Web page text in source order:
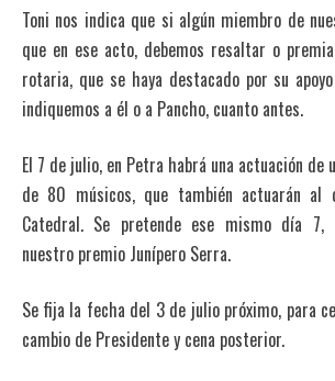
Toni nos indica que si algún miembro de
que en ese acto, debemos resaltar o
rotaria, que se haya destacado por su
indiquemos a él o a Pancho, cuanto antes.
El 7 de julio, en Petra habrá una actuación de
de 80 músicos, que también actuarán al
Catedral. Se pretende ese mismo día 7,
nuestro premio Junípero Serra.
Se fija la fecha del 3 de julio próximo, para
cambio de Presidente y cena posterior.